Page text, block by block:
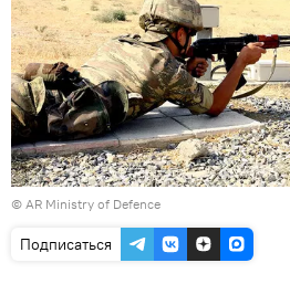
© AR Ministry of Defence
Подписаться